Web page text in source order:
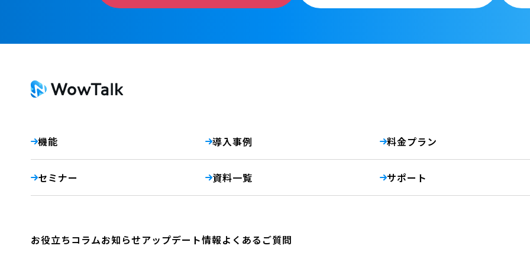
機能 導入事例 料金プラン
セミナー 資料一覧 サポート
お役立ちコラムお知らせアップデート情報よくあるご質問